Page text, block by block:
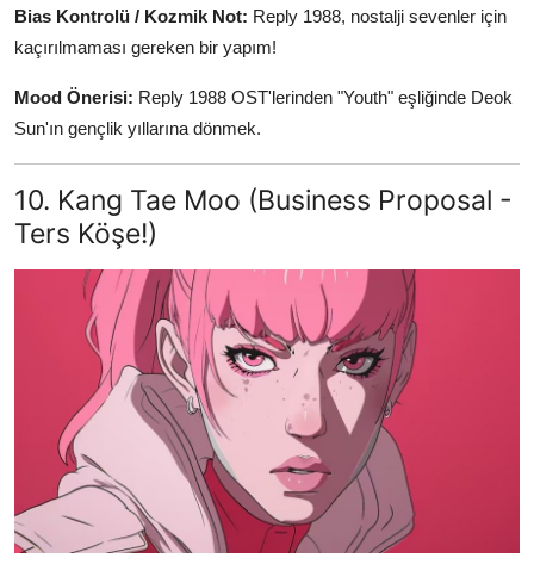
Bias Kontrolü / Kozmik Not: Reply 1988, nostalji sevenler için
kaçırılmaması gereken bir yapım!
Mood Önerisi: Reply 1988 OST'lerinden "Youth" eşliğinde Deok
Sun'ın gençlik yıllarına dönmek.
10. Kang Tae Moo (Business Proposal -
Ters Köşe!)